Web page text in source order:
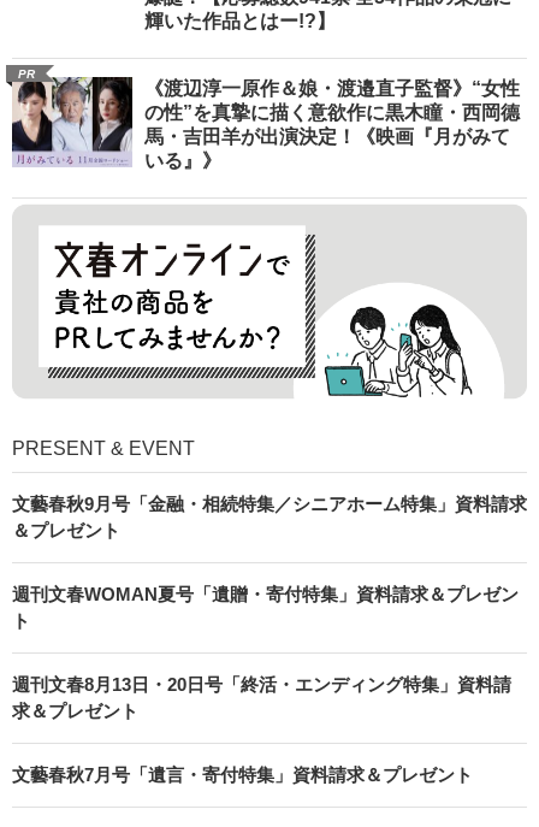
輝いた作品とはー!?】
PR
《渡辺淳一原作＆娘・渡邉直子監督》“女性
の性”を真摯に描く意欲作に黒木瞳・西岡德
馬・吉田羊が出演決定！《映画『月がみて
いる』》
PRESENT & EVENT
文藝春秋9月号「金融・相続特集／シニアホーム特集」資料請求
＆プレゼント
週刊文春WOMAN夏号「遺贈・寄付特集」資料請求＆プレゼン
ト
週刊文春8月13日・20日号「終活・エンディング特集」資料請
求＆プレゼント
文藝春秋7月号「遺言・寄付特集」資料請求＆プレゼント